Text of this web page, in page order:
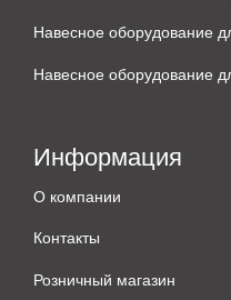
Навесное оборудование
Навесное оборудование
Информация
О компании
Контакты
Розничный магазин